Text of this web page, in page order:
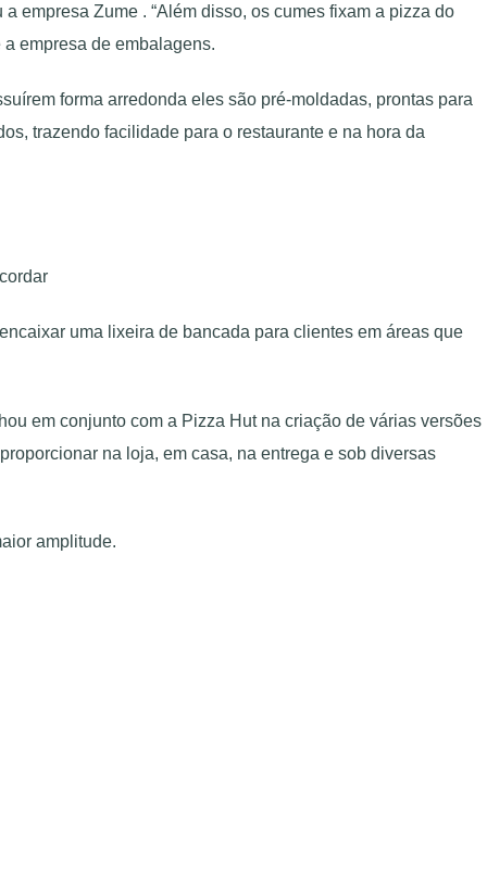
empresa Zume . “Além disso, os cumes fixam a pizza do
empresa de embalagens.
forma arredonda eles são pré-moldadas, prontas para
trazendo facilidade para o restaurante e na hora da
uma lixeira de bancada para clientes em áreas que
em conjunto com a Pizza Hut na criação de várias versões
na loja, em casa, na entrega e sob diversas
amplitude.